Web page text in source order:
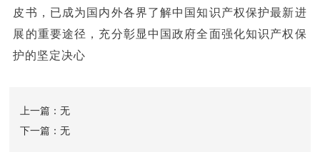
皮书，已成为国内外各界了解中国知识产权保护最新进
展的重要途径，充分彰显中国政府全面强化知识产权保
护的坚定决心
上一篇：无
下一篇：无